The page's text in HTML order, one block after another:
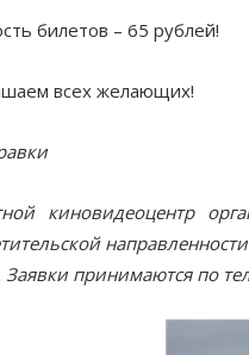
билетов – 65 рублей!
всех желающих!
киновидеоцентр
Заявки принимаются по